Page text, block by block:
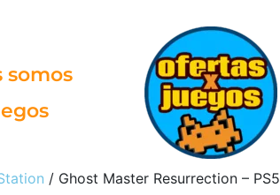
somos
/ Ghost Master Resurrection – PS5